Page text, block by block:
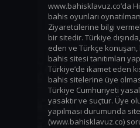
www.bahisklavuz.co’da
bahis oyunları
Ziyaretcilerine bilgi
bir sitedir. Türkiye
eden ve Türkçe konuşan,
bahis sitesi tanıtımları
Türkiye’de ikamet eden
bahis sitelerine üye
Türkiye Cumhuriyeti
yasaktır ve suçtur. Üye
yapılması durumunda
(www.bahisklavuz.co)